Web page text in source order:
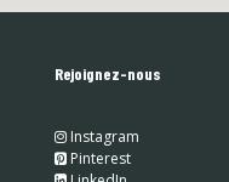
Rejoignez-nous
Instagram
Pinterest